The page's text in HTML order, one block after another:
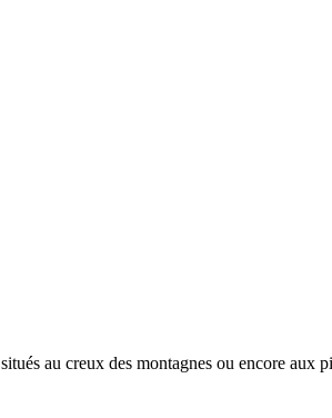
au creux des montagnes ou encore aux